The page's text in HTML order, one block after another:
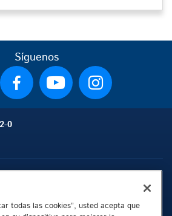
Síguenos
0
todas las cookies”, usted acepta que